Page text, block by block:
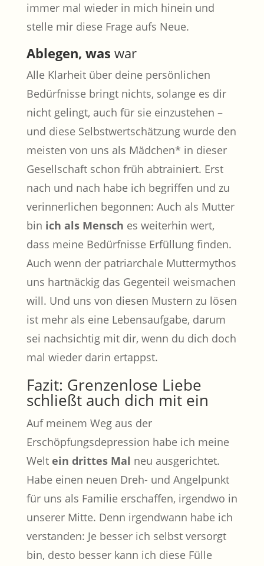
immer mal wieder in mich hinein und
stelle mir diese Frage aufs Neue.
Ablegen, was war
Alle Klarheit über deine persönlichen
Bedürfnisse bringt nichts, solange es dir
nicht gelingt, auch für sie einzustehen –
und diese Selbstwertschätzung wurde den
meisten von uns als Mädchen* in dieser
Gesellschaft schon früh abtrainiert. Erst
nach und nach habe ich begriffen und zu
verinnerlichen begonnen: Auch als Mutter
bin ich als Mensch es weiterhin wert,
dass meine Bedürfnisse Erfüllung finden.
Auch wenn der patriarchale Muttermythos
uns hartnäckig das Gegenteil weismachen
will. Und uns von diesen Mustern zu lösen
ist mehr als eine Lebensaufgabe, darum
sei nachsichtig mit dir, wenn du dich doch
mal wieder darin ertappst.
Fazit: Grenzenlose Liebe
schließt auch dich mit ein
Auf meinem Weg aus der
Erschöpfungsdepression habe ich meine
Welt ein drittes Mal neu ausgerichtet.
Habe einen neuen Dreh- und Angelpunkt
für uns als Familie erschaffen, irgendwo in
unserer Mitte. Denn irgendwann habe ich
verstanden: Je besser ich selbst versorgt
bin, desto besser kann ich diese Fülle